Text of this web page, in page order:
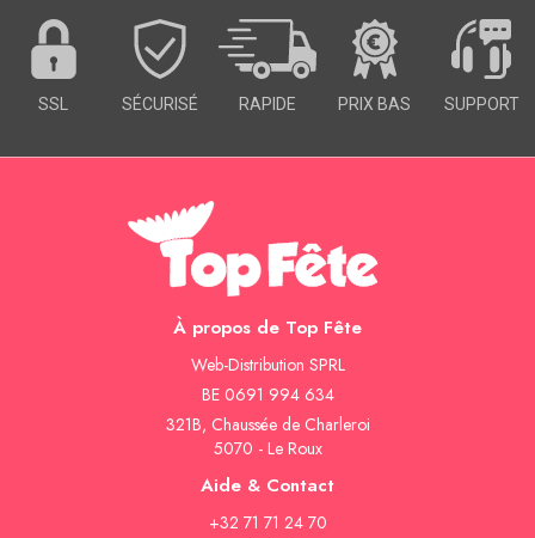
SSL SÉCURISÉ RAPIDE PRIX BAS SUPPORT
À propos de Top Fête
Web-Distribution SPRL
BE 0691 994 634
321B, Chaussée de Charleroi
5070 - Le Roux
Aide & Contact
+32 71 71 24 70